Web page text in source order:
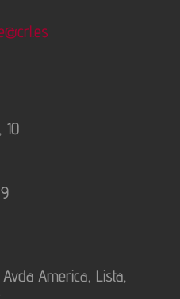
10
Avda America, Lista,